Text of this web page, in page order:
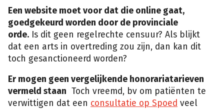
Een website moet voor dat die online gaat,
goedgekeurd worden door de provinciale
orde. Is dit geen regelrechte censuur? Als blijkt
dat een arts in overtreding zou zijn, dan kan dit
toch gesanctioneerd worden?
Er mogen geen vergelijkende honorariatarieven
vermeld staan Toch vreemd, bv om patiënten te
verwittigen dat een consultatie op Spoed veel